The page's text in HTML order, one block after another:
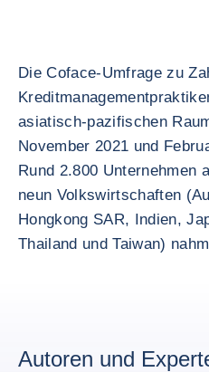
Die Coface-Umfrage zu
asiatisch-pazifischen
November 2021 und
Rund 2.800 Unternehmen
neun Volkswirtschaften
Hongkong SAR, Indien,
Thailand und Taiwan)
Autoren und